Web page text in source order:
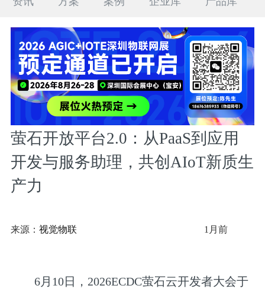
萤石开放平台2.0：从PaaS到应用
开发与服务助理，共创AIoT新质生
产力
来源： 视觉物联 1月前
6月10日，2026ECDC萤石云开发者大会于